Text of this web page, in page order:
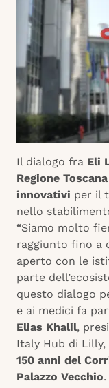
Il dialogo fra Eli
Regione Toscana
innovativi per il
nello
“Siamo molto
raggiunto fino a
aperto con le
parte
questo dialogo
e ai medici fa
Elias Khalil,
Italy Hub di Lilly,
150 anni del
Palazzo Vecchio.